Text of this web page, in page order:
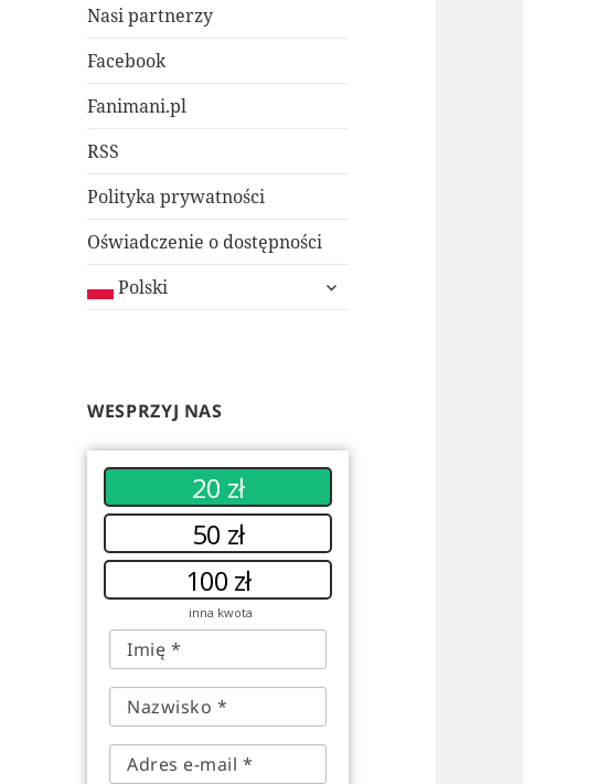
Nasi partnerzy
Facebook
Fanimani.pl
RSS
Polityka prywatności
Oświadczenie o dostępności
Polski
rozwiń
WESPRZYJ NAS
20 zł
50 zł
100 zł
inna kwota